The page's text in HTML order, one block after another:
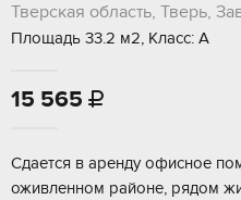
Тверская область, Тверь,
Площадь 33.2 м2, Класс: А
15 565 
Сдается в аренду офисное
оживленном районе, рядом